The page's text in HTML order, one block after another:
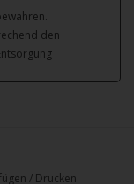
den
/ Drucken